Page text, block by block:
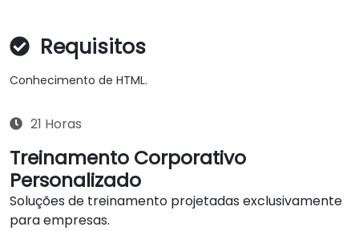
Requisitos
Conhecimento de HTML.
21 Horas
Treinamento Corporativo
Personalizado
Soluções de treinamento projetadas exclusivamente
para empresas.